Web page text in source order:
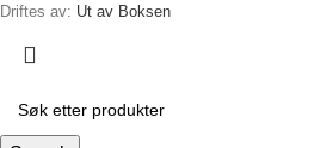
Driftes av: Ut av Boksen